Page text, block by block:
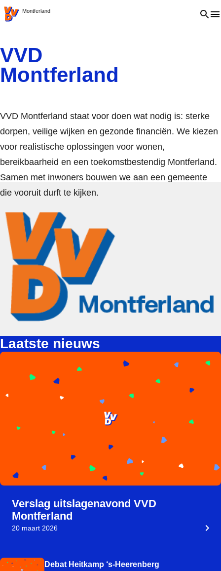
VVD.nlMontferland Open
VVD
Montferland
VVD Montferland staat voor doen wat nodig is: sterke
dorpen, veilige wijken en gezonde financiën. We kiezen
voor realistische oplossingen voor wonen,
bereikbaarheid en een toekomstbestendig Montferland.
Samen met inwoners bouwen we aan een gemeente
die vooruit durft te kijken.
Laatste nieuws
Verslag uitslagenavond VVD
Montferland
20 maart 2026
Debat Heitkamp ‘s-Heerenberg